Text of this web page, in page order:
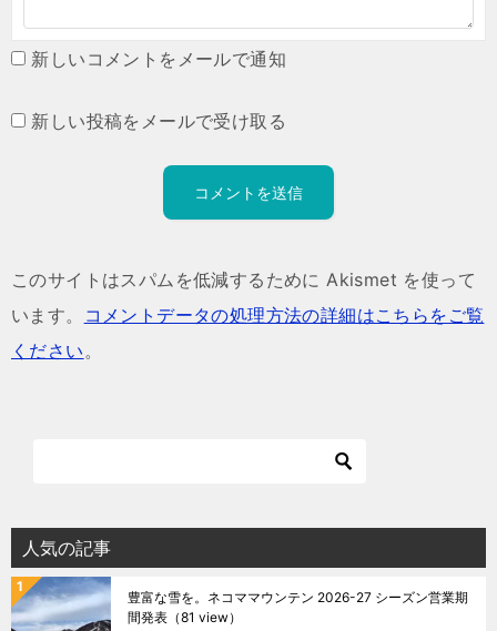
新しいコメントをメールで通知
新しい投稿をメールで受け取る
このサイトはスパムを低減するために Akismet を使って
います。
コメントデータの処理方法の詳細はこちらをご覧
ください。
人気の記事
豊富な雪を。ネコママウンテン 2026-27 シーズン営業期
間発表 （81 view）